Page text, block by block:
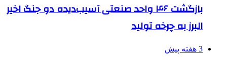
بازگشت ۴۶ واحد صنعتی آسیب‌دیده دو جنگ اخیر
البرز به چرخه تولید
3 هفته پیش